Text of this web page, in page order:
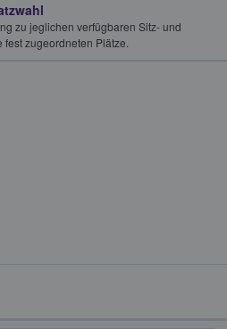
zu jeglichen verfügbaren Sitz- und
zugeordneten Plätze.